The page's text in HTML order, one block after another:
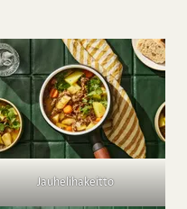
Jauhelihakeitto